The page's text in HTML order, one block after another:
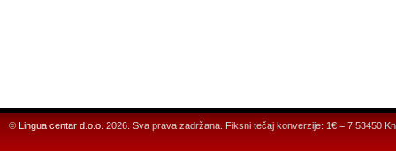
© Lingua centar d.o.o. 2026. Sva prava zadržana. Fiksni tečaj konverzije: 1€ = 7.53450 Kn